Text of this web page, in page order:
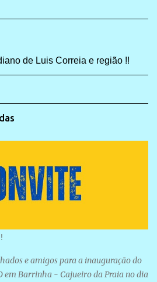
de Luis Correia e região !!
e amigos para a inauguração do
em Barrinha - Cajueiro da Praia no dia